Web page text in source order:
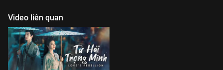
Video liên quan